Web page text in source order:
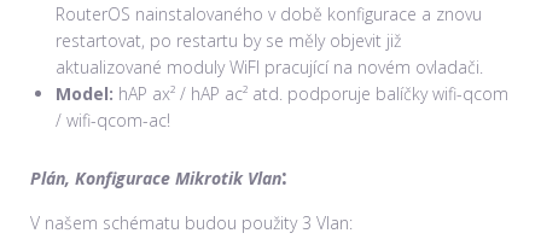
RouterOS nainstalovaného v době konfigurace a znovu
restartovat, po restartu by se měly objevit již
aktualizované moduly WiFI pracující na novém ovladači.
Model: hAP ax² / hAP ac² atd. podporuje balíčky wifi-qcom
/ wifi-qcom-ac!
Plán, Konfigurace Mikrotik Vlan:
V našem schématu budou použity 3 Vlan: